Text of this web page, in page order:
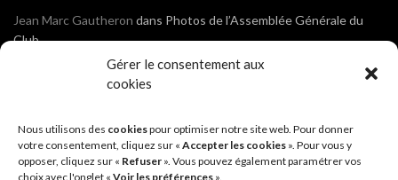
Gérer le consentement aux
cookies
Nous utilisons des cookiespour optimiser notre site web. Pour donner
votre consentement, cliquez sur « Accepter les cookies ». Pour vous y
opposer, cliquez sur « Refuser ». Vous pouvez également paramétrer vos
choix avec l'onglet « Voir les préférences ».
Jean Marc Gautheron dans Photos de l’Assemblée Générale du
Club
Photos de l’Assemblée Générale du Club
Sébastien dans Cyclocross de Brochon (21)
Breniauxdans Cyclocross de Brochon (21)